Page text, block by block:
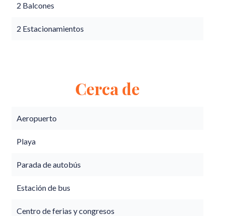
2 Balcones
2 Estacionamientos
Cerca de
Aeropuerto
Playa
Parada de autobús
Estación de bus
Centro de ferias y congresos